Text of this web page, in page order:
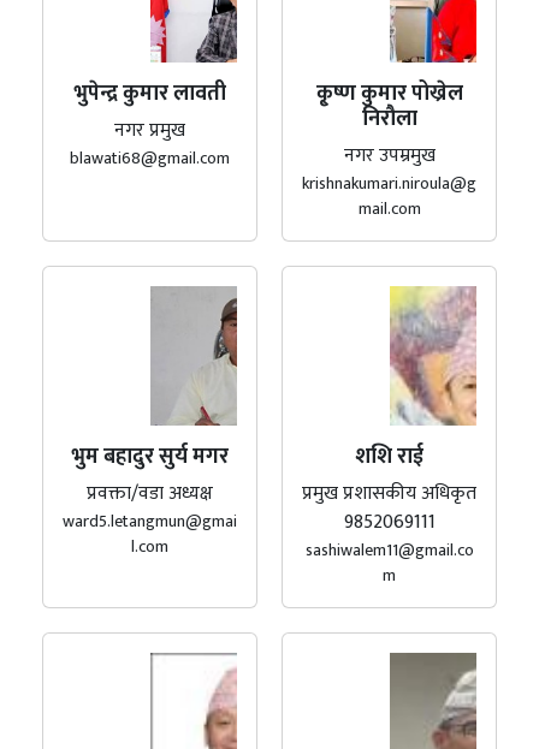
भुपेन्द्र कुमार लावती
नगर प्रमुख
blawati68@gmail.com
कृ्ष्ण कुमार पोख्रेल
निरौला
नगर उपम्रमुख
krishnakumari.niroula@g
mail.com
भुम बहादुर सुर्य मगर
प्रवक्ता/वडा अध्यक्ष
ward5.letangmun@gmai
l.com
शशि राई
प्रमुख प्रशासकीय अधिकृत
9852069111
sashiwalem11@gmail.co
m